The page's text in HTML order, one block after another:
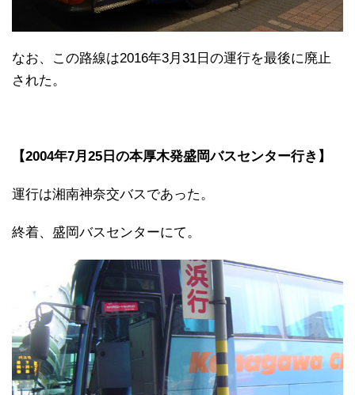
なお、この路線は2016年3月31日の運行を最後に廃止
された。
【2004年7月25日の本厚木発盛岡バスセンター行き】
運行は湘南神奈交バスであった。
終着、盛岡バスセンターにて。